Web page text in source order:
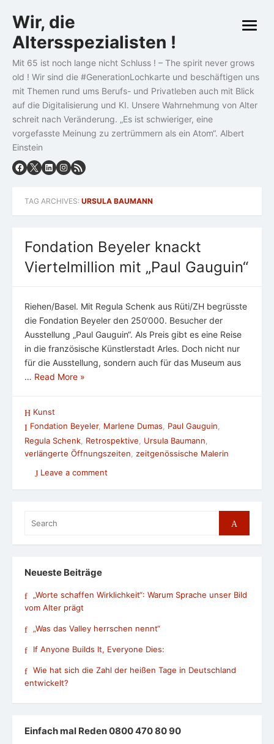
to
content
Wir, die
Altersspezialisten !
Mit 65 ist noch lange nicht Schluss ! – The spirit never grows
old ! Wir sind die #GenerationLochkarte und beschäftigen uns
mit Themen rund ums Berufs- und Privatleben auch mit Blick
auf die Digitalisierung und KI. Unsere Wahrnehmung von Alter
schreit nach Veränderung. „Es ist schwieriger, eine
vorgefasste Meinung zu zertrümmern als ein Atom“. Albert
Einstein
open
TAG ARCHIVES: URSULA BAUMANN
Fondation Beyeler knackt
Viertelmillion mit „Paul Gauguin“
Riehen/Basel. Mit Regula Schenk aus Rüti/ZH begrüsste
die Fondation Beyeler den 250‘000. Besucher der
Ausstellung „Paul Gauguin“. Als Preis gibt es eine Reise
in die französische Künstlerstadt Arles. Doch nicht nur
für die Ausstellung, sondern auch für das Museum aus
… Read More »
Kunst
Fondation Beyeler, Marlene Dumas, Paul Gauguin,
Regula Schenk Retrospektive Ursula Baumann
verlängerte Öffnungszeiten
zeitgenössische Malerin
Leave a comment
for:
Search
Neueste Beiträge
„Worte schaffen Wirklichkeit“: Warum Sprache unser Bild
vom Alter prägt
„Was das Valley herrschen nennt“
If Anyone Builds It, Everyone Dies:
Wie hat sich die Zahl der heißen Tage in Deutschland
entwickelt?
Einfach mal Reden 0800 470 80 90